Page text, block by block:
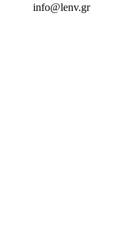
info@lenv.gr